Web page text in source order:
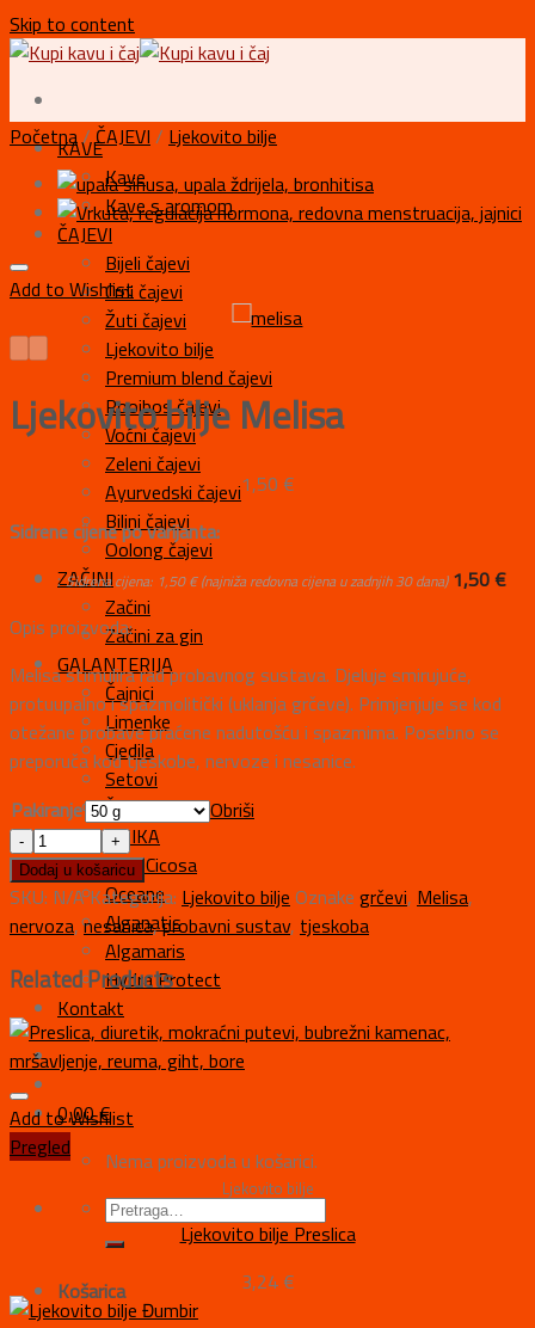
Skip to content
KAVE
Kave
Kave s aromom
ČAJEVI
Bijeli čajevi
Crni čajevi
Žuti čajevi
Ljekovito bilje
Premium blend čajevi
Rooibos čajevi
Voćni čajevi
Zeleni čajevi
Ayurvedski čajevi
Biljni čajevi
Oolong čajevi
ZAČINI
Začini
Začini za gin
GALANTERIJA
Čajnici
Limenke
Cjedila
Setovi
Šalice
KOZMETIKA
Alga Cicosa
Oceane
Alganatis
Algamaris
Hydra Protect
Kontakt
0,00€
Nema proizvoda u košarici.
Košarica
Početna/ČAJEVI / Ljekovito bilje
Add to Wishlist
Ljekovito bilje Melisa
1,50 €
Sidrene cijene po varijanta:
:Sidrena cijena: 1,50€(najniža redovna cijena u zadnjih 30 dana) 1,50€
Opis proizvoda:
Melisa stimulira rad probavnog sustava. Djeluje smirujuće,
protuupalno i spazmolitički (uklanja grčeve). Primjenjuje se kod
otežane probave praćene nadutošću i spazmima. Posebno se
preporuča kod tjeskobe, nervoze i nesanice.
Pakiranje
Obriši
Dodaj u košaricu
SKU: N/AKategorija: Ljekovito bilje Oznake grčevi, Melisa,
nervoza,nesanica,probavni sustav, tjeskoba
Related Products
Add to Wishlist
Pregled
Ljekovito bilje
Ljekovito bilje Preslica
3,24 €